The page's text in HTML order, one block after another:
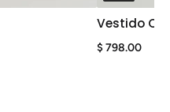
Vestido Off
$ 798.00